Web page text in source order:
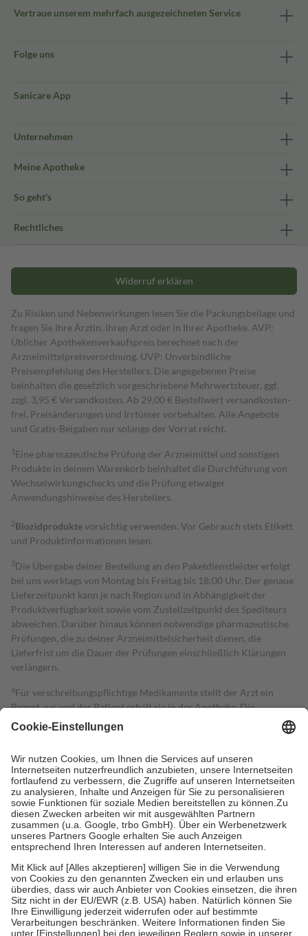
Vertraue unserem mehrfach ausgezeichneten Service
Folge uns
Sanicare App
Unternehmen
Meine Apotheke
So geht's
Rechtliches
Widerruf erklären
Zu Risiken und Nebenwirkungen lesen Sie die Packungsbeilage und
fragen Sie Ihre Ärztin, Ihren Arzt oder in Ihrer Apotheke. AVP:
Üblicher Apothekenverkaufspreis berechnet nach der
Arzneimittelpreisverordnung. UVP: Unverbindliche
Preisempfehlung des Herstellers. Die angegebenen Preise
beinhalten die gesetzlich vorgeschriebene Mehrwertsteuer, ggf.
zzgl. 3,95 € Versandkosten. Ab 29,00 € Bestell­wert versand­kosten­
frei. Preisänderungen und Irrtümer vorbehalten. Alle Angebote
und Gratis-Beigaben nur solange der Vorrat reicht.
1 Eine pharmazeutische Prüfung der Arzneimittel und sonstigen
Produkte in deinem Warenkorb beinhaltet die Durchführung von
Wechselwirkungschecks und die Prüfung etwaiger
Anwendungshinweise des Herstellers.
2Biozidproduktevorsichtig verwenden. Vor Gebrauch stets Etikett
und Produktinformationen lesen.
3Die Übergabe deiner Bestellung an den Paketdienstleister erfolgt
bei uns werktags von Montag bis Freitag bis 18:00 Uhr. Der genaue
Lieferzeitpunkt kann je nach Region und in Abhängigkeit der
Produktverfügbarkeit sowie vom Zustellzeitpunkt des Spediteurs
abweichen. Darüber hinaus können notwendige pharmazeutische
Prüfungen, die zu deiner Arzneimittelsicherheit dienen, die
Lieferfrist um die Dauer der Prüfungen einschließlich Klärungen
verlängern.
4Für verschreibungspflichtige Medikamente stellt der Arzt ein
Rezept aus und der Patient erhält sie in der Apotheke. Die
gesetzliche Krankenversicherung übernimmt in der Regel die
Kosten dafür, der Versicherte trägt einen Teil davon als Zuzahlung
Grundsätzlich leisten Mitglieder Zuzahlungen in Höhe von zehn
Prozent des Abgabepreises,mindestens jedochfünf Euround
höchstens zehn Euro.Es sind jedoch nie mehr als die tatsächlichen
Kosten der Leistung zu entrichten.
Diese Regeln gelten grundsätzlich auch für Online-Apotheken.
Bei Heilmitteln und häuslicher Krankenpflege beträgt die
Zuzahlung zehn Prozent der Kosten sowie zehn Euro je
Verordnung.
Um das Engagement der Versicherten für ihre eigene Gesundheit zu
stärken und die besondere Stellung der Familie zu unterstützen,
fallenkeine Zuzahlungenan bei:
• Kindern und Jugendlichen bis zum vollendeten 18. Lebensjahr